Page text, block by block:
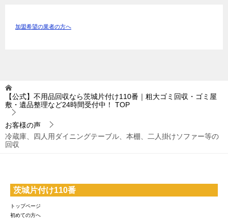
加盟希望の業者の方へ
【公式】不用品回収なら茨城片付け110番｜粗大ゴミ回収・ゴミ屋
敷・遺品整理など24時間受付中！
TOP
お客様の声
冷蔵庫、四人用ダイニングテーブル、本棚、二人掛けソファー等の
回収
茨城片付け110番
トップページ
初めての方へ